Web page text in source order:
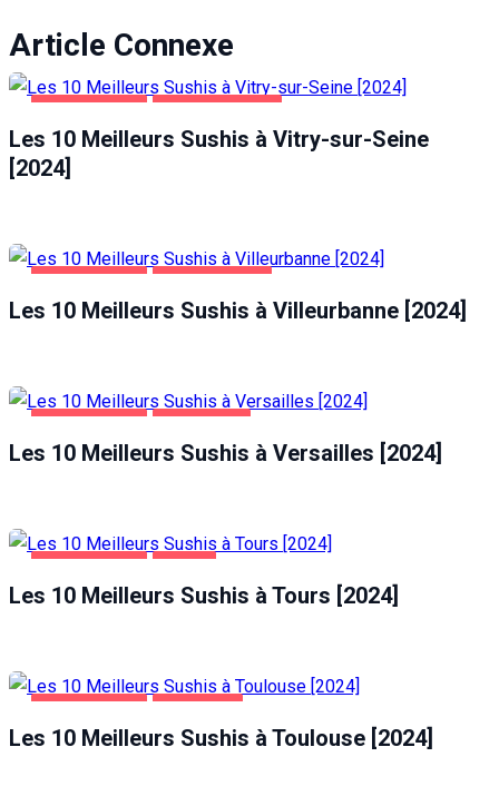
Article Connexe
Les 10 Meilleurs Sushis à Vitry-sur-Seine
[2024]
Les 10 Meilleurs Sushis à Villeurbanne [2024]
Les 10 Meilleurs Sushis à Versailles [2024]
Les 10 Meilleurs Sushis à Tours [2024]
Les 10 Meilleurs Sushis à Toulouse [2024]